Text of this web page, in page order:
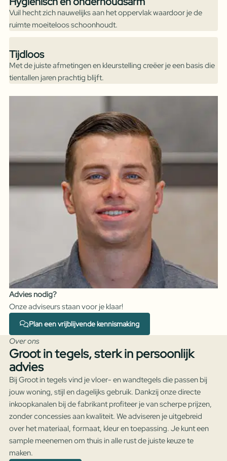
Vuil hecht zich nauwelijks aan het oppervlak waardoor je de
ruimte moeiteloos schoonhoudt.
Tijdloos
Met de juiste afmetingen en kleurstelling creëer je een basis die
tientallen jaren prachtig blijft.
Advies nodig?
Onze adviseurs staan voor je klaar!
Plan een vrijblijvende kennismaking
Over ons
Groot in tegels, sterk in persoonlijk
advies
Bij Groot in tegels vind je vloer- en wandtegels die passen bij
jouw woning, stijl en dagelijks gebruik. Dankzij onze directe
inkoopkanalen bij de fabrikant profiteer je van scherpe prijzen,
zonder concessies aan kwaliteit. We adviseren je uitgebreid
over het materiaal, formaat, kleur en toepassing. Je kunt een
sample meenemen om thuis in alle rust de juiste keuze te
maken.